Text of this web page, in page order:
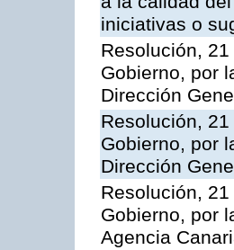
iniciativas o
Resolución,
Gobierno, por
Dirección
Resolución,
Gobierno, por
Dirección
Resolución,
Gobierno, por
Agencia